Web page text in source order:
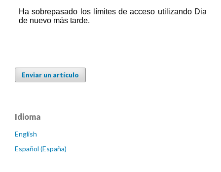
Enviar un artículo
Idioma
English
Español (España)